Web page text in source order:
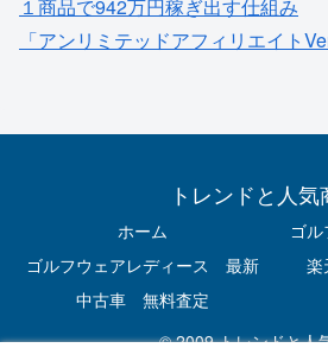
１商品で942万円稼ぎ出す仕組み
「アンリミテッドアフィリエイト
トレンドと人気
ホーム
ゴ
ゴルフウェアレディース 最新
楽
中古車 無料査定
© 2009 トレンドと人